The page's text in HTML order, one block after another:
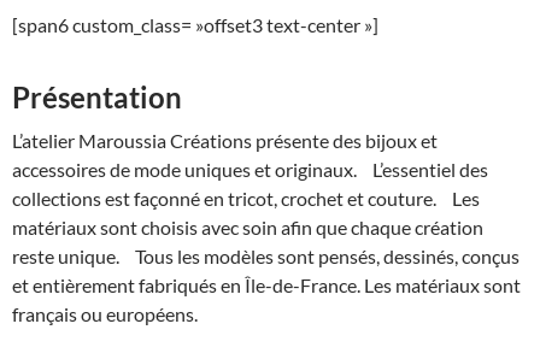
[span6 custom_class= »offset3 text-center »]
Présentation
L’atelier Maroussia Créations présente des bijoux et
accessoires de mode uniques et originaux. L’essentiel des
collections est façonné en tricot, crochet et couture. Les
matériaux sont choisis avec soin afin que chaque création
reste unique. Tous les modèles sont pensés, dessinés, conçus
et entièrement fabriqués en Île-de-France. Les matériaux sont
français ou européens.